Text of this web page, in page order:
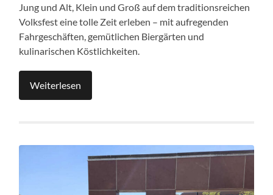
Jung und Alt, Klein und Groß auf dem traditionsreichen
Volksfest eine tolle Zeit erleben – mit aufregenden
Fahrgeschäften, gemütlichen Biergärten und
kulinarischen Köstlichkeiten.
Weiterlesen